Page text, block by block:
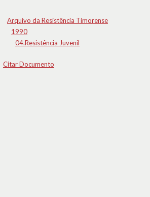
Arquivo da Resistência Timorense
1990
04.Resistência Juvenil
Citar Documento